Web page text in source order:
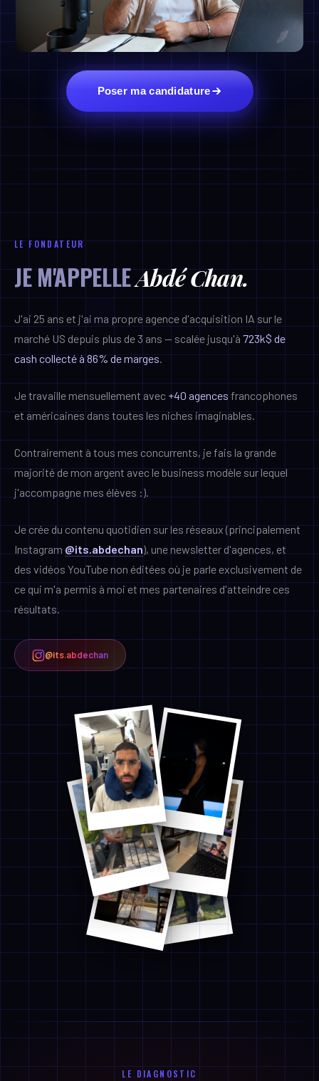
Poser ma candidature
LE FONDATEUR
JE M'APPELLEAbdé Chan.
J'ai 25 ans et j'ai ma propre agence d'acquisition IA sur le
marché US depuis plus de 3 ans — scalée jusqu'à 723k$ de
cash collecté à 86% de marges.
Je travaille mensuellement avec +40 agences francophones
et américaines dans toutes les niches imaginables.
Contrairement à tous mes concurrents, je fais la grande
majorité de mon argent avec le business modèle sur lequel
j'accompagne mes élèves :).
Je crée du contenu quotidien sur les réseaux (principalement
Instagram @its.abdechan), une newsletter d'agences, et
des vidéos YouTube non éditées où je parle exclusivement de
ce qui m'a permis à moi et mes partenaires d'atteindre ces
résultats.
@its.abdechan
LE DIAGNOSTIC